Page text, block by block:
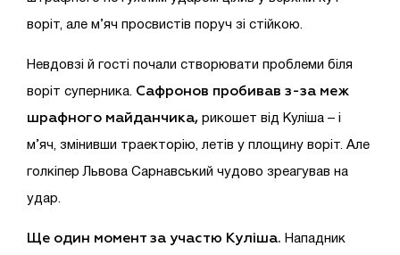
воріт, але м’яч просвистів поруч зі стійкою.
Невдовзі й гості почали створювати проблеми біля
воріт суперника. Сафронов пробивав з-за меж
шрафного майданчика, рикошет від Куліша – і
м’яч, змінивши траекторію, летів у площину воріт. Але
голкіпер Львова Сарнавський чудово зреагував на
удар.
Ще один момент за участю Куліша. Нападник